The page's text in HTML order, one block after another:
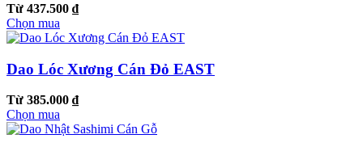
Từ 437.500 ₫
Chọn mua
Dao Lóc Xương Cán Đỏ EAST
Từ 385.000 ₫
Chọn mua